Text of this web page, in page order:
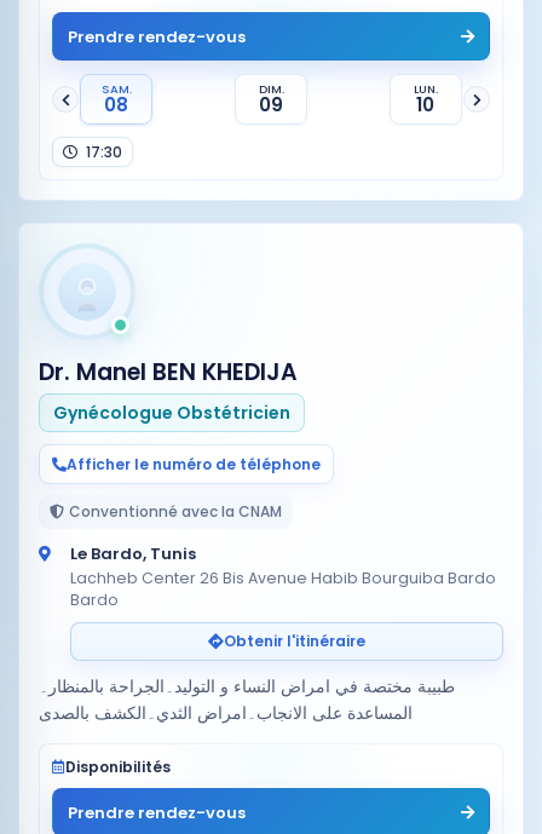
Prendre rendez-vous
SAM.
08
DIM.
09
LUN.
10
17:30
Dr. Manel BEN KHEDIJA
Gynécologue Obstétricien
Afficher le numéro de téléphone
Conventionné avec la CNAM
Le Bardo, Tunis
Lachheb Center 26 Bis Avenue Habib Bourguiba Bardo
Bardo
Obtenir l'itinéraire
طبيبة مختصة في امراض النساء و التوليد۔الجراحة بالمنظار۔
المساعدة علی الانجاب۔امراض الثدي۔الكشف بالصدی
Disponibilités
Prendre rendez-vous